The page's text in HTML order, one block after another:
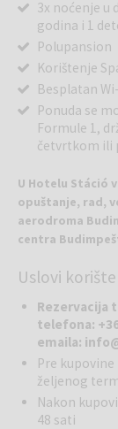
3x noćenje u
godina i 1
Polupansion
Korištenje
Besplatan
Ponuda se
Formule 1,
četvrtkom ili
U Hotelu Stáció
opuštanje, rad,
aerodroma
centra
Hotel Stáció čeka
wellnessa i
besplatan prevoz
restorana Pipacs.
Možete uživati ​​u
bazen (takođe
sauna, parna
Uslovi
Rezervacija
telefona:
emaila:
Pre
željenog
Nakon
48 sati